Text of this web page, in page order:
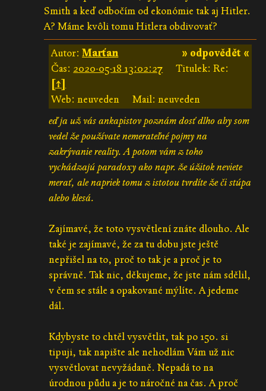
Smith a keď odbočím od ekonómie tak aj Hitler.
A? Máme kvôli tomu Hitlera obdivovať?
» odpovědět «
Autor:Marťan
Čas: 2020-05-18 13:02:27
Titulek: Re:
[↑]
Web: neuveden
Mail: neuveden
eď ja už vás ankapistov poznám dosť dlho aby som
vedel že používate nemerateľné pojmy na
zakrývanie reality. A potom vám z toho
vychádzajú paradoxy ako napr. že úžitok neviete
merať, ale napriek tomu z istotou tvrdíte že či stúpa
alebo klesá.
Zajímavé, že toto vysvětlení znáte dlouho. Ale
také je zajímavé, že za tu dobu jste ještě
nepřišel na to, proč to tak je a proč je to
správně. Tak nic, děkujeme, že jste nám sdělil,
v čem se stále a opakované mýlíte. A jedeme
dál.
Kdybyste to chtěl vysvětlit, tak po 150. si
tipuji, tak napište ale nehodlám Vám už nic
vysvětlovat nevyžádaně. Nepadá to na
úrodnou půdu a je to náročné na čas. A proč